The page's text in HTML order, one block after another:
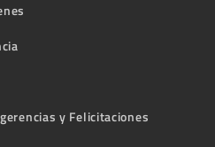
y Felicitaciones